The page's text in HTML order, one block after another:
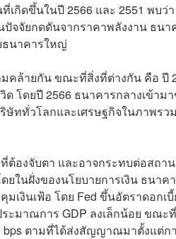
เกิดขึ้นในปี 2566 และ 2551 พบว่
ปัจจัยกดดันจากราคาพลังงาน ธ
ธนาคารใหญ่
ล้ายกัน ขณะที่สิ่งที่ต่างกัน คือ ปี
โดยปี 2566 ธนาคารกลางเข้าม
ษัททั่วโลกและเศรษฐกิจในภาพร
ที่ต้องจับตา และอาจกระทบต่อสถ
ในฝั่งของนโยบายการเงิน ธนา
มเงินเฟ้อ โดย Fed ขึ้นอัตราดอกเ
ะมาณการ GDP ลงเล็กน้อย ขณะ
bps ตามที่ได้ส่งสัญญาณมาตั้งแต่